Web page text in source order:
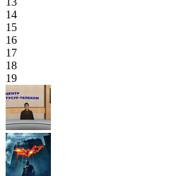
14
15
16
17
18
19